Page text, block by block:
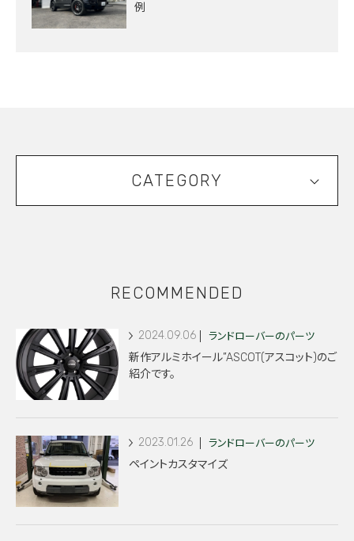
例
CATEGORY
RECOMMENDED
2024.09.06 ランドローバーのパーツ
新作アルミホイール”ASCOT(アスコット)のご
紹介です。
2023.01.26 ランドローバーのパーツ
ペイントカスタマイズ